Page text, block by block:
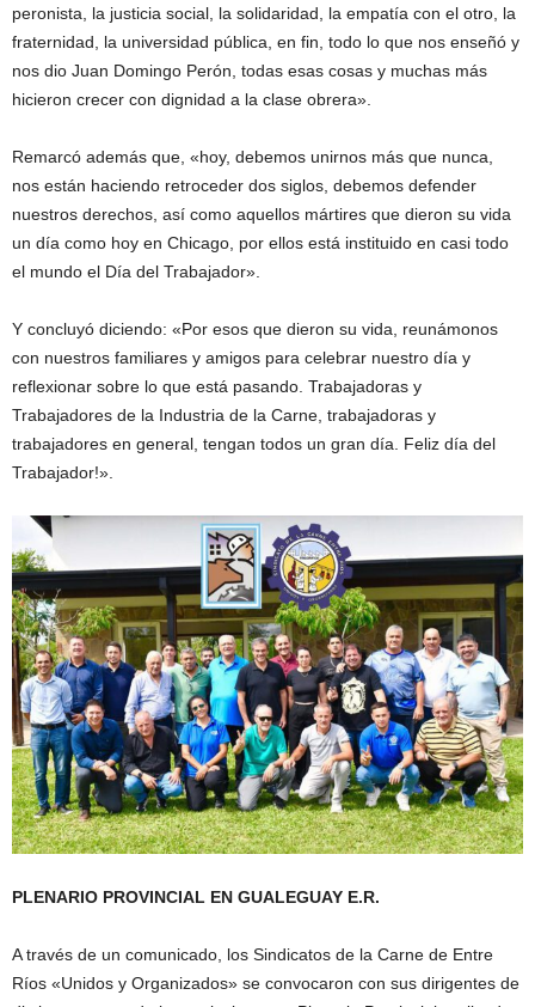
peronista, la justicia social, la solidaridad, la empatía con el otro, la
fraternidad, la universidad pública, en fin, todo lo que nos enseñó y
nos dio Juan Domingo Perón, todas esas cosas y muchas más
hicieron crecer con dignidad a la clase obrera».
Remarcó además que, «hoy, debemos unirnos más que nunca,
nos están haciendo retroceder dos siglos, debemos defender
nuestros derechos, así como aquellos mártires que dieron su vida
un día como hoy en Chicago, por ellos está instituido en casi todo
el mundo el Día del Trabajador».
Y concluyó diciendo: «Por esos que dieron su vida, reunámonos
con nuestros familiares y amigos para celebrar nuestro día y
reflexionar sobre lo que está pasando. Trabajadoras y
Trabajadores de la Industria de la Carne, trabajadoras y
trabajadores en general, tengan todos un gran día. Feliz día del
Trabajador!».
PLENARIO PROVINCIAL EN GUALEGUAY E.R.
A través de un comunicado, los Sindicatos de la Carne de Entre
Ríos «Unidos y Organizados» se convocaron con sus dirigentes de